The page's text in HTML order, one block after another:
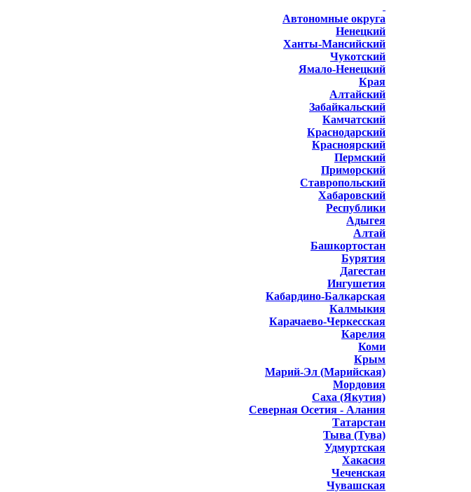
Автономные округа
Ненецкий
Ханты-Мансийский
Чукотский
Ямало-Ненецкий
Края
Алтайский
Забайкальский
Камчатский
Краснодарский
Красноярский
Пермский
Приморский
Ставропольский
Хабаровский
Республики
Адыгея
Алтай
Башкортостан
Бурятия
Дагестан
Ингушетия
Кабардино-Балкарская
Калмыкия
Карачаево-Черкесская
Карелия
Коми
Крым
Марий-Эл (Марийская)
Мордовия
Саха (Якутия)
Северная Осетия - Алания
Татарстан
Тыва (Тува)
Удмуртская
Хакасия
Чеченская
Чувашская